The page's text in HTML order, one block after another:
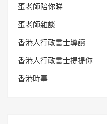
蛋老師陪你睇
蛋老師雜談
香港人行政書士導讀
香港人行政書士提提你
香港時事